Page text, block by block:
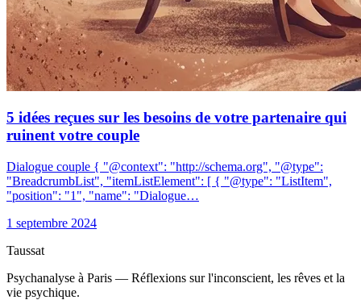
5 idées reçues sur les besoins de votre partenaire qui
ruinent votre couple
Dialogue couple { "@context": "http://schema.org", "@type":
"BreadcrumbList", "itemListElement": [ { "@type": "ListItem",
"position": "1", "name": "Dialogue…
1 septembre 2024
Taussat
Psychanalyse à Paris — Réflexions sur l'inconscient, les rêves et la
vie psychique.